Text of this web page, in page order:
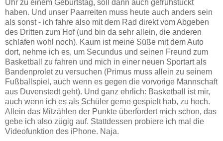
Uhr zu einem Geburtstag, soll dann auch gefrühstückt
haben. Und unser Paarreiten muss heute auch anders sein
als sonst - ich fahre also mit dem Rad direkt vom Abgeben
des Dritten zum Hof (und bin da sehr allein, die anderen
schlafen wohl noch). Kaum ist meine Süße mit dem Auto
dort, nehme ich es, um Secundus und seinen Freund zum
Basketball zu fahren und mich in einer neuen Sportart als
Bandenprolet zu versuchen (Primus muss allein zu seinem
Fußballspiel, auch wenn es gegen die vorvorige Mannschaft
aus Duvenstedt geht). Und ganz ehrlich: Basketball ist mir,
auch wenn ich es als Schüler gerne gespielt hab, zu hoch.
Allein das Mitzählen der Punkte überfordert mich schon, das
gebe ich also zügig auf. Stattdessen probiere ich mal die
Videofunktion des iPhone. Naja.